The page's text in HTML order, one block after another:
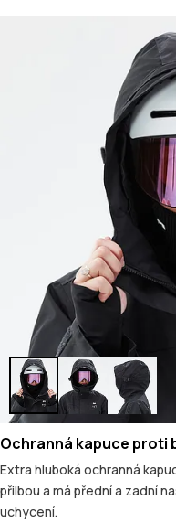
Ochranná kapuce proti
Extra hluboká ochranná
přilbou a má přední a zadní
uchycení.